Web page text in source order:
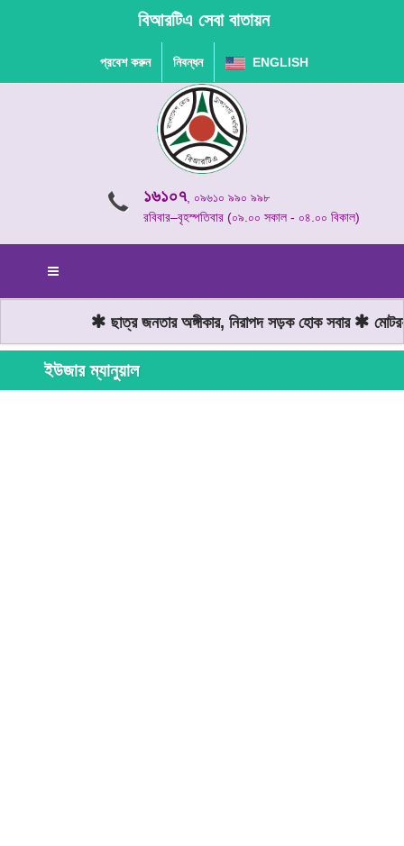
বিআরটিএ সেবা বাতায়ন
প্রবেশ করুন নিবন্ধন ENGLISH
১৬১০৭, ০৯৬১০ ৯৯০ ৯৯৮
রবিবার–বৃহস্পতিবার (০৯.০০ সকাল - ০৪.০০ বিকাল)
ছাত্র জনতার অঙ্গীকার, নিরাপদ সড়ক হোক সবার
ইউজার ম্যানুয়াল